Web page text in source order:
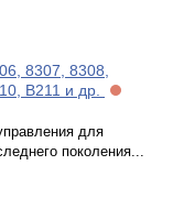
8307, 8308,
B211 и др.
для
поколения...